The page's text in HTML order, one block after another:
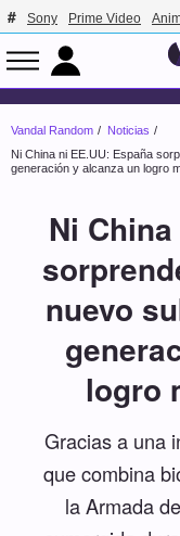
Sony Prime Video
Vandal Random
Noticias
Ni China ni EE.UU: España
generación y alcanza un logro
Ni
nuevo
logro
Gracias a una
que combina
la Armada